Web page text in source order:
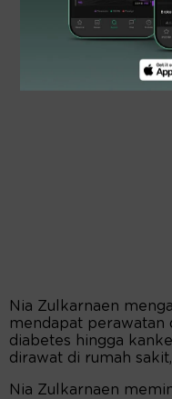
Nia Zulkarnaen
mendapat perawatan
diabetes hingga
dirawat di rumah
Nia Zulkarnaen